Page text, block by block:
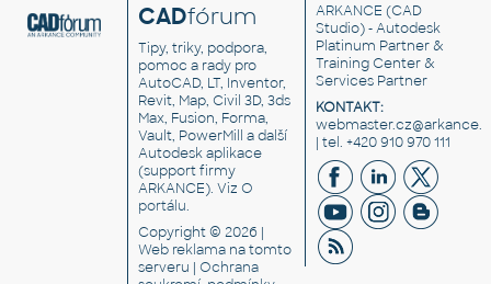
CADfórum
Tipy, triky, podpora,
pomoc a rady pro
AutoCAD, LT, Inventor,
Revit, Map, Civil 3D, 3ds
Max, Fusion, Forma,
Vault, PowerMill a další
Autodesk aplikace
(support firmy
ARKANCE). VizO
portálu.
Copyright © 2026 |
Web reklama na tomto
serveru |Ochrana
ARKANCE (CAD
Studio) - Autodesk
Platinum Partner &
Training Center &
Services Partner
KONTAKT:
| tel. +420 910 970 111